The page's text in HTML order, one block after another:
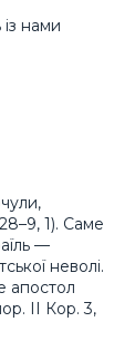
нами
1). Саме
—
неволі.
апостол
ІІ Кор. 3,